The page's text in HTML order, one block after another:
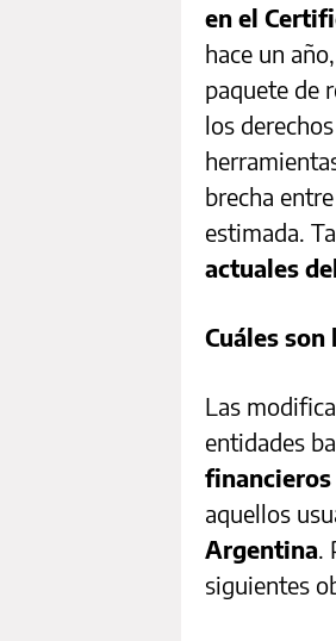
en el
hace un
paquete de
los
brecha
estimada.
actuales
Cuáles
Las
entidades
aquellos
Argentina.
siguientes